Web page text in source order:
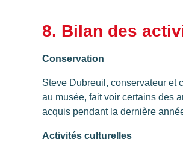
8. Bilan des
Conservation
Steve Dubreuil, conservateur et
au musée, fait voir certains des
acquis pendant la dernière
Activités culturelles